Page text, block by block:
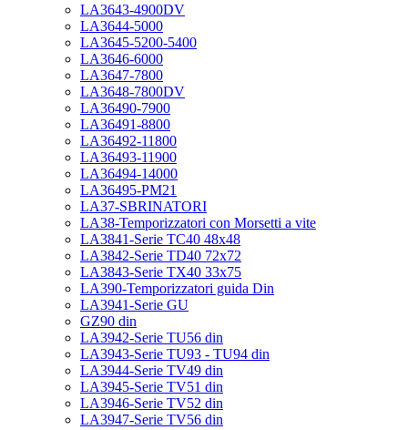
LA3643-4900DV
LA3644-5000
LA3645-5200-5400
LA3646-6000
LA3647-7800
LA3648-7800DV
LA36490-7900
LA36491-8800
LA36492-11800
LA36493-11900
LA36494-14000
LA36495-PM21
LA37-SBRINATORI
LA38-Temporizzatori con Morsetti a vite
LA3841-Serie TC40 48x48
LA3842-Serie TD40 72x72
LA3843-Serie TX40 33x75
LA390-Temporizzatori guida Din
LA3941-Serie GU
GZ90 din
LA3942-Serie TU56 din
LA3943-Serie TU93 - TU94 din
LA3944-Serie TV49 din
LA3945-Serie TV51 din
LA3946-Serie TV52 din
LA3947-Serie TV56 din